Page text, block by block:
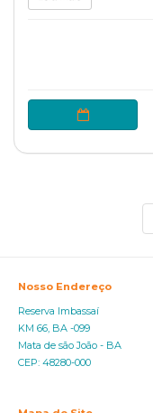
Nosso Endereço
Reserva Imbassaí
KM 66, BA -099
Mata de são João - BA
CEP: 48280-000